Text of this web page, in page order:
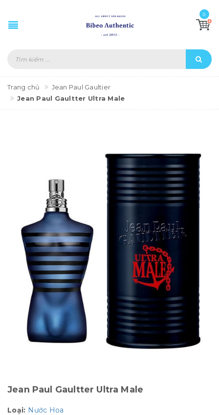
0
Trang chủ
Jean Paul Gaultier
Jean Paul Gaultter Ultra Male
Jean Paul Gaultter Ultra Male
Loại: Nước Hoa